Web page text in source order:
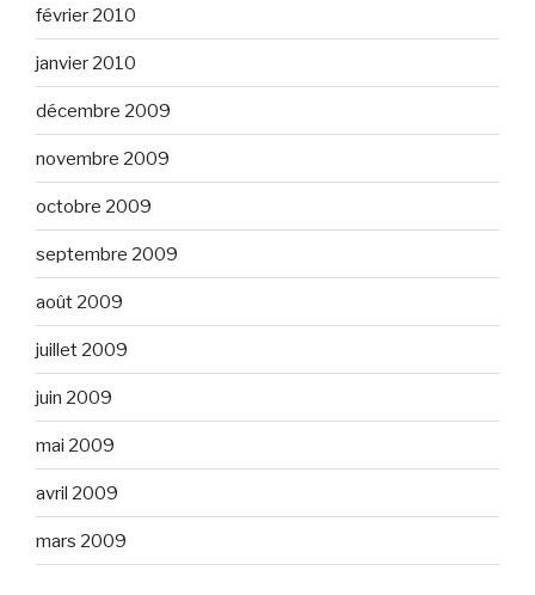
février 2010
janvier 2010
décembre 2009
novembre 2009
octobre 2009
septembre 2009
août 2009
juillet 2009
juin 2009
mai 2009
avril 2009
mars 2009